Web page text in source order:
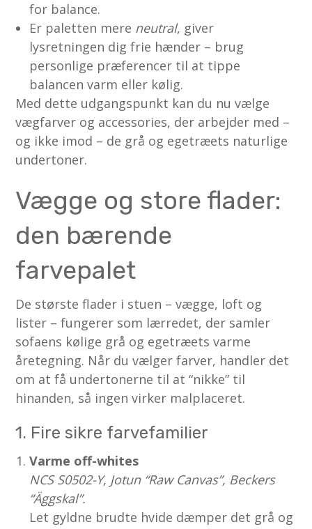
for balance.
Er paletten mere neutral, giver
lysretningen dig frie hænder – brug
personlige præferencer til at tippe
balancen varm eller kølig.
Med dette udgangspunkt kan du nu vælge
vægfarver og accessories, der arbejder med –
og ikke imod – de grå og egetræets naturlige
undertoner.
Vægge og store flader:
den bærende
farvepalet
De største flader i stuen – vægge, loft og
lister – fungerer som lærredet, der samler
sofaens kølige grå og egetræets varme
åretegning. Når du vælger farver, handler det
om at få undertonerne til at “nikke” til
hinanden, så ingen virker malplaceret.
1. Fire sikre farvefamilier
Varme off-whites
NCS S0502-Y, Jotun “Raw Canvas”, Beckers
“Äggskal”.
Let gyldne brudte hvide dæmper det grå og